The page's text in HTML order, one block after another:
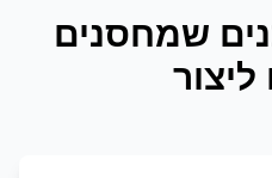
שמחסנים
ליצור